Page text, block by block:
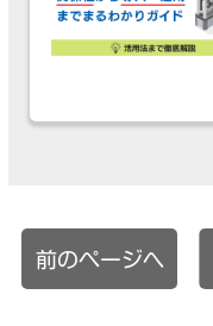
前のページへ